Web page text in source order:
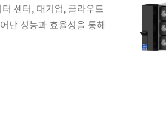
센터, 대기업, 클라우드
난 성능과 효율성을 통해